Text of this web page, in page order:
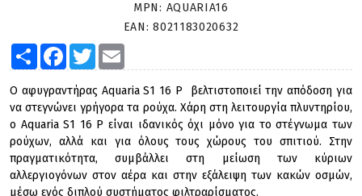
MPN: AQUARIA16
EAN:8021183020632
Share Facebook
Twitter
Ο αφυγραντήρας Aquaria S1 16 P βελτιστοποιεί την απόδοση για
να στεγνώνει γρήγορα τα ρούχα. Χάρη στη λειτουργία πλυντηρίου,
ο Aquaria S1 16 P είναι ιδανικός όχι μόνο για το στέγνωμα των
ρούχων, αλλά και για όλους τους χώρους του σπιτιού. Στην
πραγματικότητα, συμβάλλει στη μείωση των κύριων
αλλεργιογόνων στον αέρα και στην εξάλειψη των κακών οσμών,
μέσω ενός διπλού συστήματος φιλτραρίσματος.